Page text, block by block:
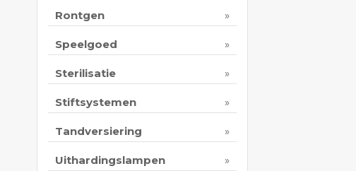
Rontgen
Speelgoed
Sterilisatie
Stiftsystemen
Tandversiering
Uithardingslampen